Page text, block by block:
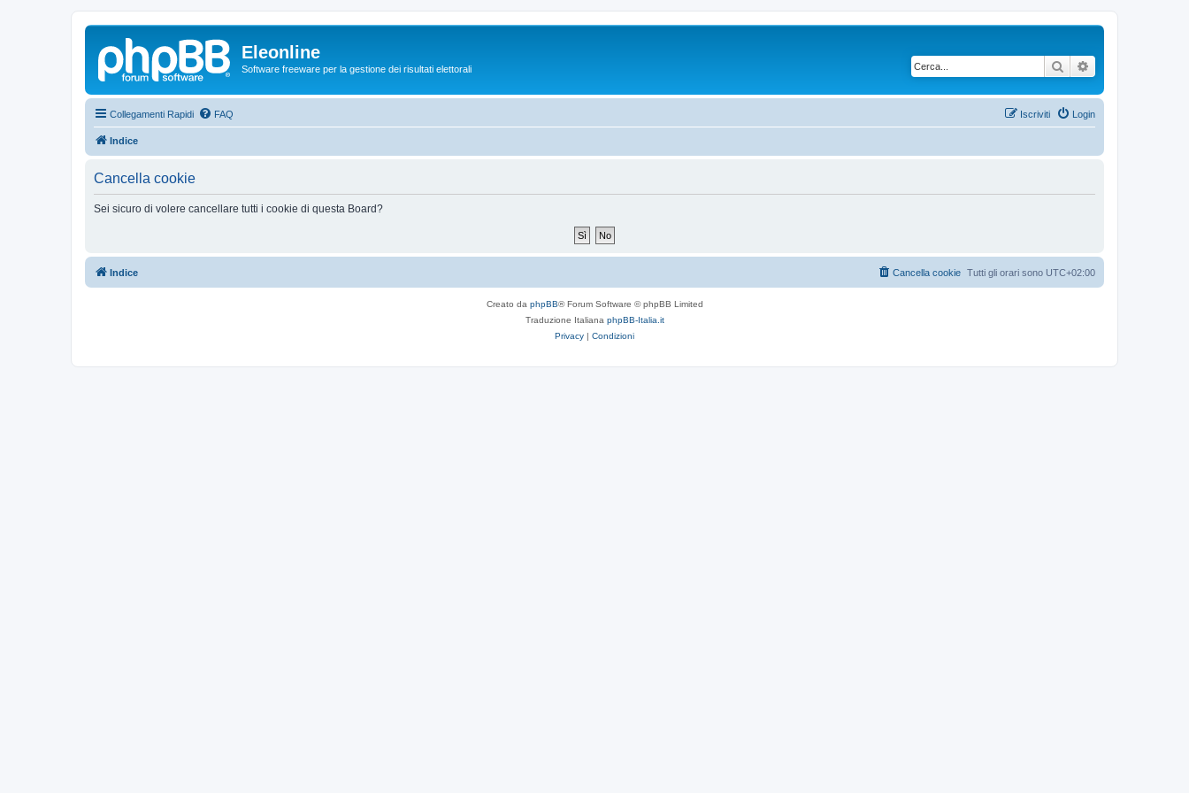
Eleonline
Software freeware per la gestione dei risultati elettorali Cerca
Collegamenti Rapidi FAQ Login
Iscriviti
Indice
Cancella cookie
Sei sicuro di volere cancellare tutti i cookie di questa Board?
Indice Tutti gli orari sono UTC+02:00
Cancella cookie
Creato da phpBB® Forum Software © phpBB Limited
Traduzione Italiana phpBB-Italia.it
Privacy | Condizioni